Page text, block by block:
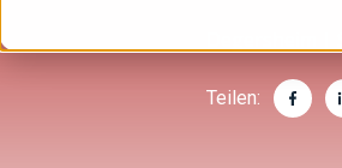
Teilen: